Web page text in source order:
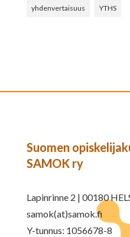
yhdenvertaisuus YTHS
Suomen
SAMOK ry
Lapinrinne 2 | 00180
samok(at)samok.fi
Y-tunnus: 1056678-8